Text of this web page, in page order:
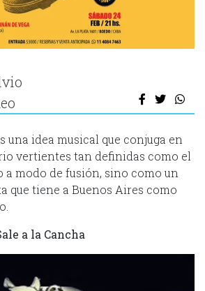
una idea musical que conjuga en
vertientes tan definidas como el
a modo de fusión, sino como un
que tiene a Buenos Aires como
a la Cancha